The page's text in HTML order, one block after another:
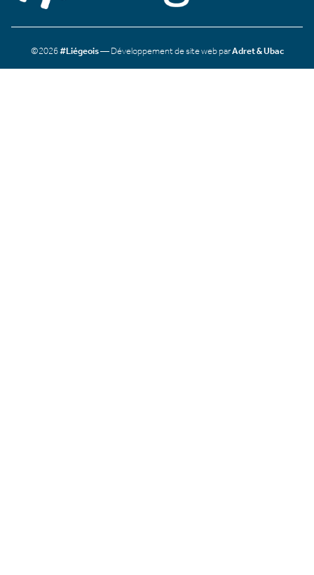
©2026#Liégeois— Développement de site web parAdret & Ubac